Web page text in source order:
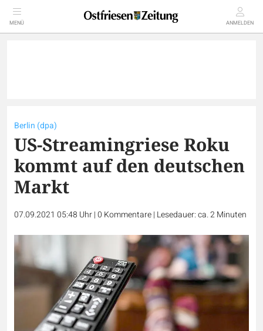
MENÜ ANMELDEN
Berlin (dpa)
US-Streamingriese Roku
kommt auf den deutschen
Markt
07.09.2021 05:48 Uhr|0 Kommentare| Lesedauer: ca. 2 Minuten